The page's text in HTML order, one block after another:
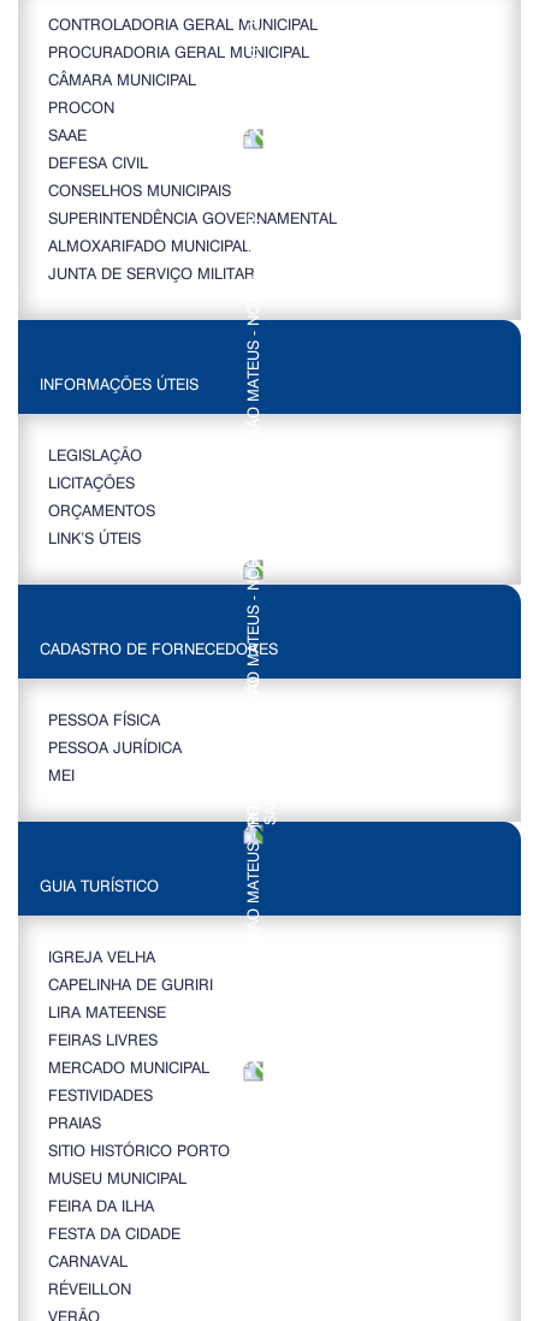
CONTROLADORIA GERAL MUNICIPAL
PROCURADORIA GERAL MUNICIPAL
CÂMARA MUNICIPAL
PROCON
SAAE
DEFESA CIVIL
CONSELHOS MUNICIPAIS
SUPERINTENDÊNCIA GOVERNAMENTAL
ALMOXARIFADO MUNICIPAL
JUNTA DE SERVIÇO MILITAR
INFORMAÇÕES ÚTEIS
LEGISLAÇÃO
LICITAÇÕES
ORÇAMENTOS
LINK’S ÚTEIS
CADASTRO DE FORNECEDORES
PESSOA FÍSICA
PESSOA JURÍDICA
MEI
GUIA TURÍSTICO
IGREJA VELHA
CAPELINHA DE GURIRI
LIRA MATEENSE
FEIRAS LIVRES
MERCADO MUNICIPAL
FESTIVIDADES
PRAIAS
SITIO HISTÓRICO PORTO
MUSEU MUNICIPAL
FEIRA DA ILHA
FESTA DA CIDADE
CARNAVAL
RÉVEILLON
VERÃO